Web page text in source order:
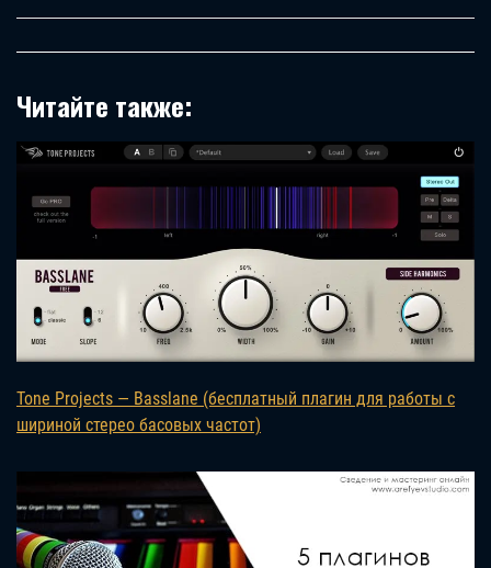
Читайте также:
Tone Projects — Basslane (бесплатный плагин для работы с
шириной стерео басовых частот)